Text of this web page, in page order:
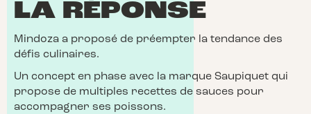
LA RÉPONSE
Mindoza a proposé de préempter la tendance des
défis culinaires.
Un concept en phase avec la marque Saupiquet qui
propose de multiples recettes de sauces pour
accompagner ses poissons.